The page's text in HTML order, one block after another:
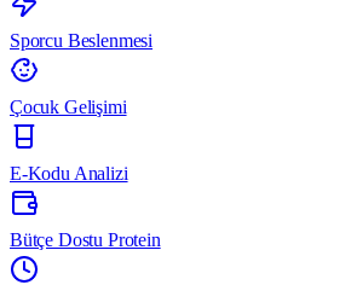
Sporcu Beslenmesi
Çocuk Gelişimi
E-Kodu Analizi
Bütçe Dostu Protein